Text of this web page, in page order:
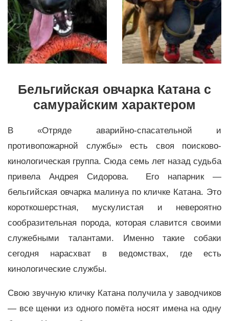
Бельгийская овчарка Катана с
самурайским характером
В «Отряде аварийно-спасательной и
противопожарной службы» есть своя поисково-
кинологическая группа. Сюда семь лет назад судьба
привела Андрея Сидорова. Его напарник —
бельгийская овчарка малинуа по кличке Катана. Это
короткошерстная, мускулистая и невероятно
сообразительная порода, которая славится своими
служебными талантами. Именно такие собаки
сегодня нарасхват в ведомствах, где есть
кинологические службы.
Свою звучную кличку Катана получила у заводчиков
— все щенки из одного помёта носят имена на одну